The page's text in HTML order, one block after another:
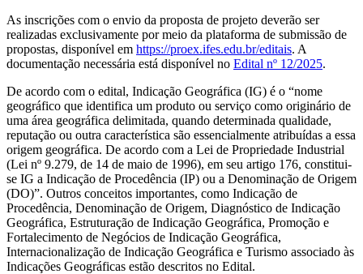
As inscrições com o envio da proposta de projeto deverão ser
realizadas exclusivamente por meio da plataforma de submissão de
propostas, disponível em https://proex.ifes.edu.br/editais. A
documentação necessária está disponível no Edital nº 12/2025.
De acordo com o edital, Indicação Geográfica (IG) é o “nome
geográfico que identifica um produto ou serviço como originário de
uma área geográfica delimitada, quando determinada qualidade,
reputação ou outra característica são essencialmente atribuídas a essa
origem geográfica. De acordo com a Lei de Propriedade Industrial
(Lei nº 9.279, de 14 de maio de 1996), em seu artigo 176, constitui-
se IG a Indicação de Procedência (IP) ou a Denominação de Origem
(DO)”. Outros conceitos importantes, como Indicação de
Procedência, Denominação de Origem, Diagnóstico de Indicação
Geográfica, Estruturação de Indicação Geográfica, Promoção e
Fortalecimento de Negócios de Indicação Geográfica,
Internacionalização de Indicação Geográfica e Turismo associado às
Indicações Geográficas estão descritos no Edital.